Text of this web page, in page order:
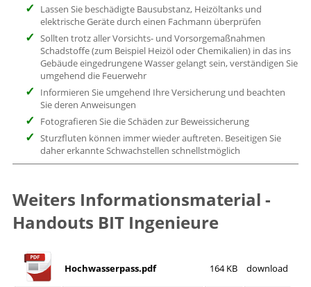
Lassen Sie beschädigte Bausubstanz, Heizöltanks und
elektrische Geräte durch einen Fachmann überprüfen
Sollten trotz aller Vorsichts- und Vorsorgemaßnahmen
Schadstoffe (zum Beispiel Heizöl oder Chemikalien) in das ins
Gebäude eingedrungene Wasser gelangt sein, verständigen Sie
umgehend die Feuerwehr
Informieren Sie umgehend Ihre Versicherung und beachten
Sie deren Anweisungen
Fotografieren Sie die Schäden zur Beweissicherung
Sturzfluten können immer wieder auftreten. Beseitigen Sie
daher erkannte Schwachstellen schnellstmöglich
Weiters Informationsmaterial -
Handouts BIT Ingenieure
Hochwasserpass.pdf 164 KB download